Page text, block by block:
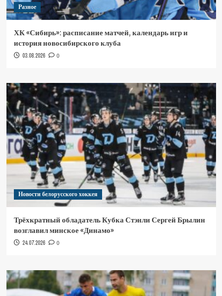
Разное
ХК «Сибирь»: расписание матчей, календарь игр и
история новосибирского клуба
03.08.2026 0
Новости белорусского хоккея
Трёхкратный обладатель Кубка Стэнли Сергей Брылин
возглавил минское «Динамо»
24.07.2026 0